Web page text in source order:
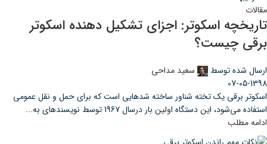
مقالات
تاریخچه اسکوتر: اجزای تشکیل دهنده اسکوتر
برقی چیست؟
ارسال شده توسط
سعید مداحی
07-05-1398
اسکوتر برقی یک تخته شناور ساخته شده­ایی است که برای حمل و نقل عمومی
استفاده می­‌شود، این دستگاه اولین بار درسال 1967 توسط نویسنده­ای به...
ادامه مطلب